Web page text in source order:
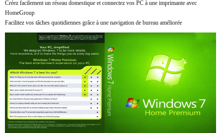
Créez facilement un réseau domestique et connectez vos PC à une imprimante avec
HomeGroup
Facilitez vos tâches quotidiennes grâce à une navigation de bureau améliorée